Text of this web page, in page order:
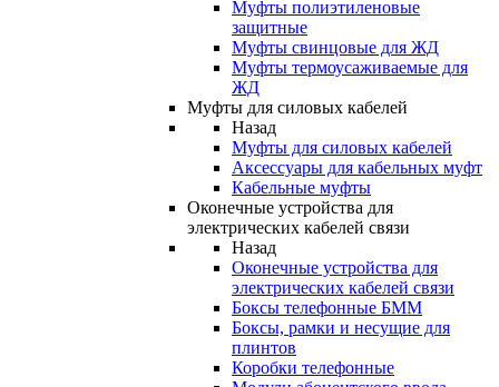
Муфты полиэтиленовые
защитные
Муфты свинцовые для ЖД
Муфты термоусаживаемые для
ЖД
Муфты для силовых кабелей
Назад
Муфты для силовых кабелей
Аксессуары для кабельных муфт
Кабельные муфты
Оконечные устройства для
электрических кабелей связи
Назад
Оконечные устройства для
электрических кабелей связи
Боксы телефонные БММ
Боксы, рамки и несущие для
плинтов
Коробки телефонные